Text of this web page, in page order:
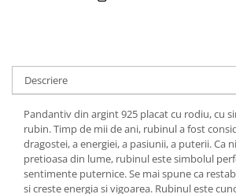
Descriere
Pandantiv din argint 925 placat cu rodiu, cu
rubin. Timp de mii de ani, rubinul a fost
dragostei, a energiei, a pasiunii, a puterii. Ca
pretioasa din lume, rubinul este simbolul
sentimente puternice. Se mai spune ca
si creste energia si vigoarea. Rubinul este